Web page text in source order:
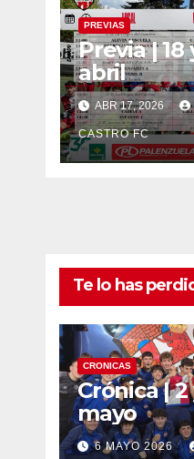
PREVIAS
Previa | 18
abril
ABR 17, 2026
CASTRO FC
Te lo has
CRONICAS
Crónica | 2
mayo
6 MAYO 2026